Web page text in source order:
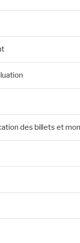
des billets et